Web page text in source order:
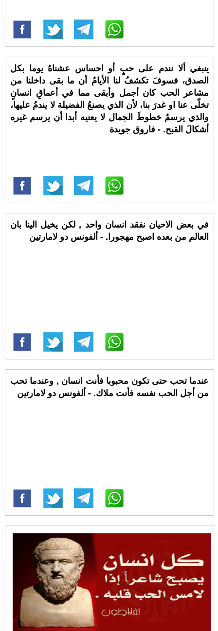
ينبغي ألا نندم على حبٍ أو احساس عشناهُ يوما بكل
الصدق، فسوفَ تكشفُ لنا الأيامُ أن ما بقى داخلنا من
مشاعر الحب كان أجمل وأبقى مما في أعماقِ انسانٍ
تخلّى عنا او غدرَ بنا، لأن الذي يصنعُ الفضيلة لا يندمُ عليها،
والذي يرسمُ خطوطَ الجمال لا يعنيه أبدا أن يرسم غيره
أشكالَ القبح. - فاروق جويدة
في بعض الاحيان نفقد انسان واحد , لكن يخيل الينا بان
العالم من بعده اصبح مهجورا. - ألفونس دو لامارتين
عندما تحب حتى تكون محبوبا فأنت انسان , وعندما تحب
من أجل الحب نفسه فأنت ملاك. - ألفونس دو لامارتين